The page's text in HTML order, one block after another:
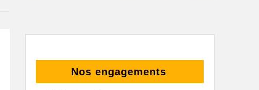
Nos engagements